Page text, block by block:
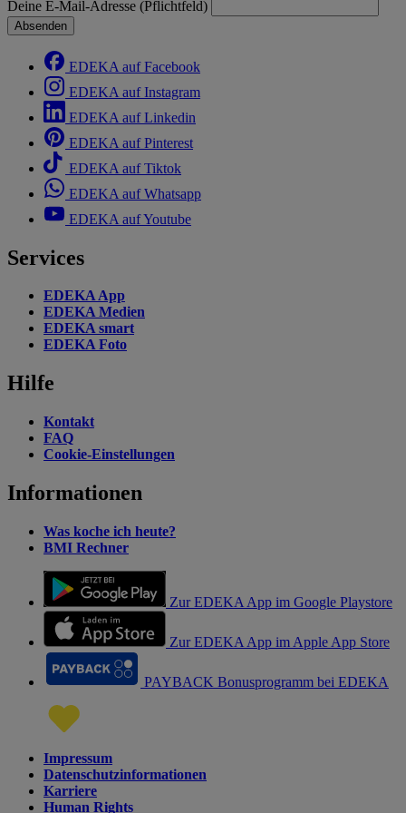
Deine E-Mail-Adresse (Pflichtfeld)
Absenden
EDEKA auf Facebook
EDEKA auf Instagram
EDEKA auf Linkedin
EDEKA auf Pinterest
EDEKA auf Tiktok
EDEKA auf Whatsapp
EDEKA auf Youtube
Services
EDEKA App
EDEKA Medien
EDEKA smart
EDEKA Foto
Hilfe
Kontakt
FAQ
Cookie-Einstellungen
Informationen
Was koche ich heute?
BMI Rechner
Zur EDEKA App im Google Playstore
Zur EDEKA App im Apple App Store
PAYBACK Bonusprogramm bei EDEKA
Impressum
Datenschutzinformationen
Karriere
Human Rights